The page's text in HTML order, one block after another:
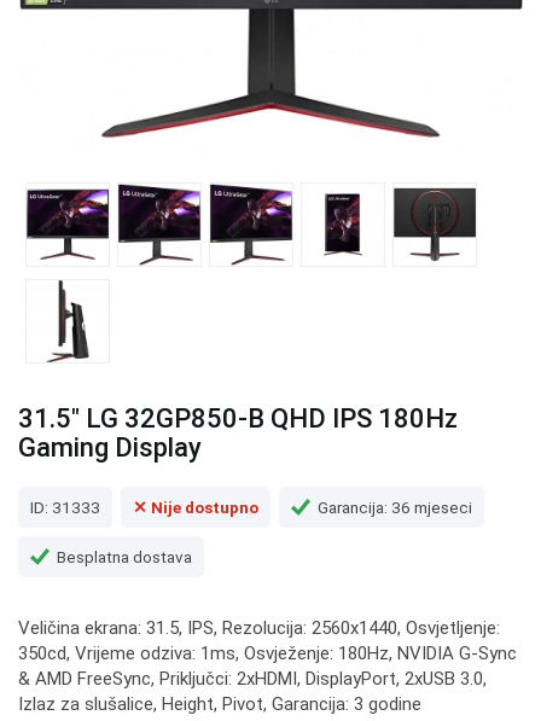
31.5" LG 32GP850-B QHD IPS 180Hz
Gaming Display
ID: 31333 ✕ Nije dostupno Garancija: 36 mjeseci
Besplatna dostava
Veličina ekrana: 31.5, IPS, Rezolucija: 2560x1440, Osvjetljenje:
350cd, Vrijeme odziva: 1ms, Osvježenje: 180Hz, NVIDIA G-Sync
& AMD FreeSync, Priključci: 2xHDMI, DisplayPort, 2xUSB 3.0,
Izlaz za slušalice, Height, Pivot, Garancija: 3 godine